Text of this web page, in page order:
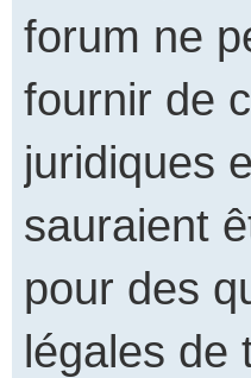
forum ne
fournir de
juridiques
sauraient
pour des
légales de